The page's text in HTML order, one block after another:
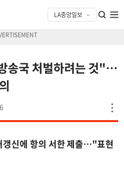
송국 처벌하려는 것"…
갱신에 항의 서한 제출…"표현